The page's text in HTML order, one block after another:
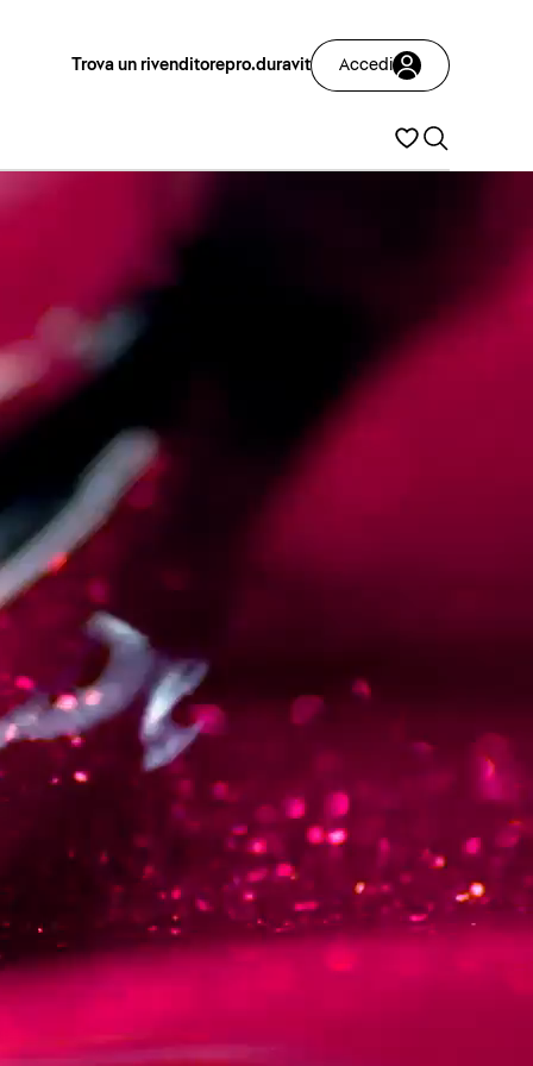
Trova un rivenditorepro.duravit Accedi